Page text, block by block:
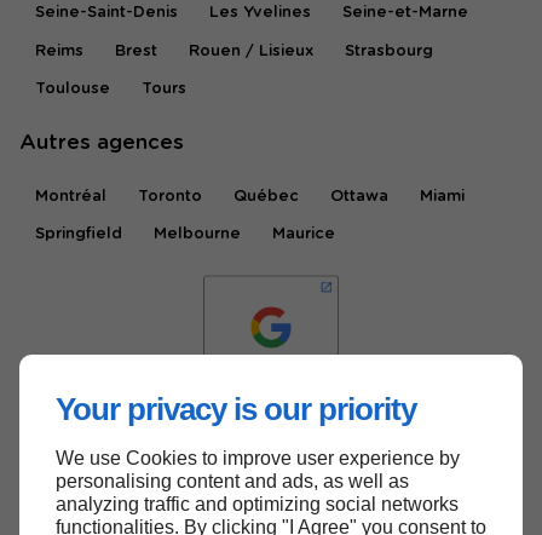
Your privacy is our priority
We use Cookies to improve user experience by
personalising content and ads, as well as
analyzing traffic and optimizing social networks
functionalities. By clicking "I Agree" you consent to
Seine-Saint-Denis Les Yvelines Seine-et-Marne
Reims Brest Rouen / Lisieux Strasbourg
Toulouse Tours
Autres agences
Montréal Toronto Québec Ottawa Miami
Springfield Melbourne Maurice
Haut de page